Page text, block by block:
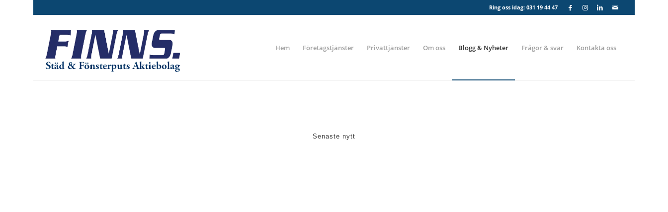
Ring oss idag: 031 19 44 47
Hem Företagstjänster Privattjänster Om oss Blogg & Nyheter Frågor & svar Kontakta oss
Senaste nytt